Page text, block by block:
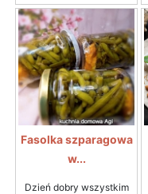
Fasolka szparagowa
w...
Dzień dobry wszystkim